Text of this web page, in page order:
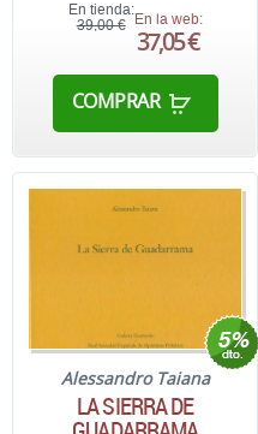
En tienda:
39,00 € En la web:
37,05 €
COMPRAR
Alessandro Taiana
LA SIERRA DE